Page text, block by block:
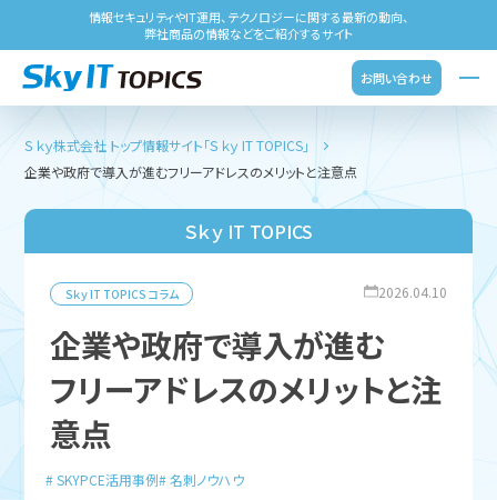
情報セキュリティやIT運用、テクノロジーに関する最新の動向、
弊社商品の情報などをご紹介するサイト
お問い合わせ
Ｓｋｙ株式会社 トップ情報サイト「Ｓｋｙ IT TOPICS」
企業や政府で導入が進むフリーアドレスのメリットと注意点
Ｓｋｙ IT TOPICS
Ｓｋｙ IT TOPICS コラム 2026.04.10
企業や政府で導入が進む
フリーアドレスのメリットと注
意点
SKYPCE活用事例
名刺ノウハウ